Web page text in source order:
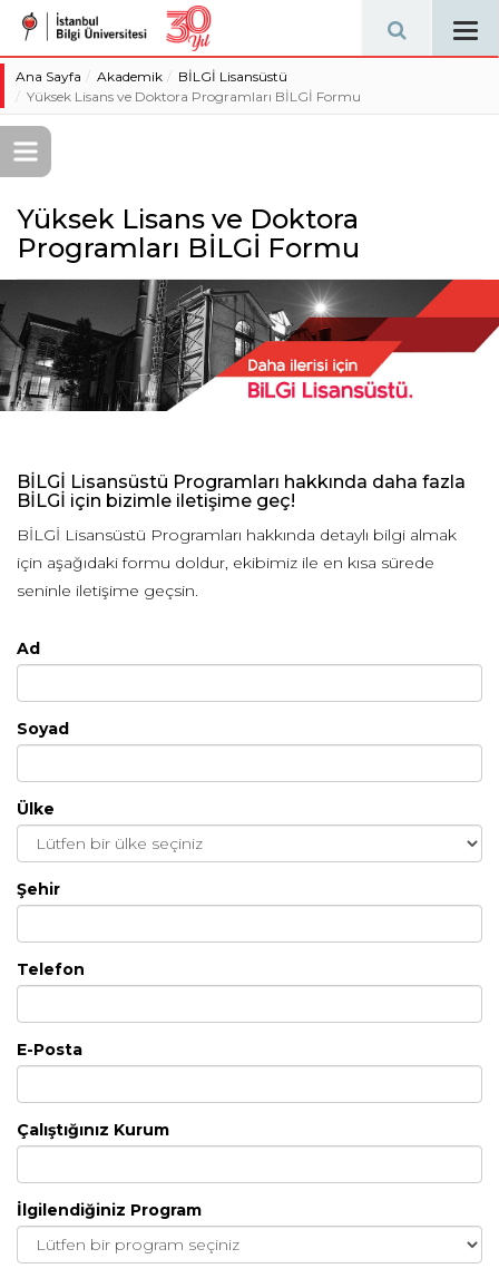
Ana Sayfa Akademik
BİLGİ Lisansüstü
Yüksek Lisans ve Doktora Programları BİLGİ Formu
Yüksek Lisans ve Doktora
Programları BİLGİ Formu
BİLGİ Lisansüstü Programları hakkında daha fazla
BİLGİ için bizimle iletişime geç!
BİLGİ Lisansüstü Programları hakkında detaylı bilgi almak
için aşağıdaki formu doldur, ekibimiz ile en kısa sürede
seninle iletişime geçsin.
Ad
Soyad
Ülke
Şehir
Telefon
E-Posta
Çalıştığınız Kurum
İlgilendiğiniz Program